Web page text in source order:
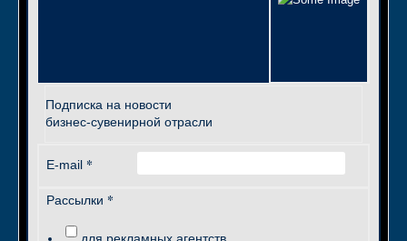
Подписка на новости
бизнес-сувенирной отрасли
E-mail *
Рассылки *
для рекламных агентств